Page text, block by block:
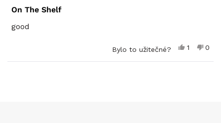
4
5
hvězdiček
On The Shelf
good
Bylo to užitečné?
Ano,
recenze
1
hlasovala
Ne,
0